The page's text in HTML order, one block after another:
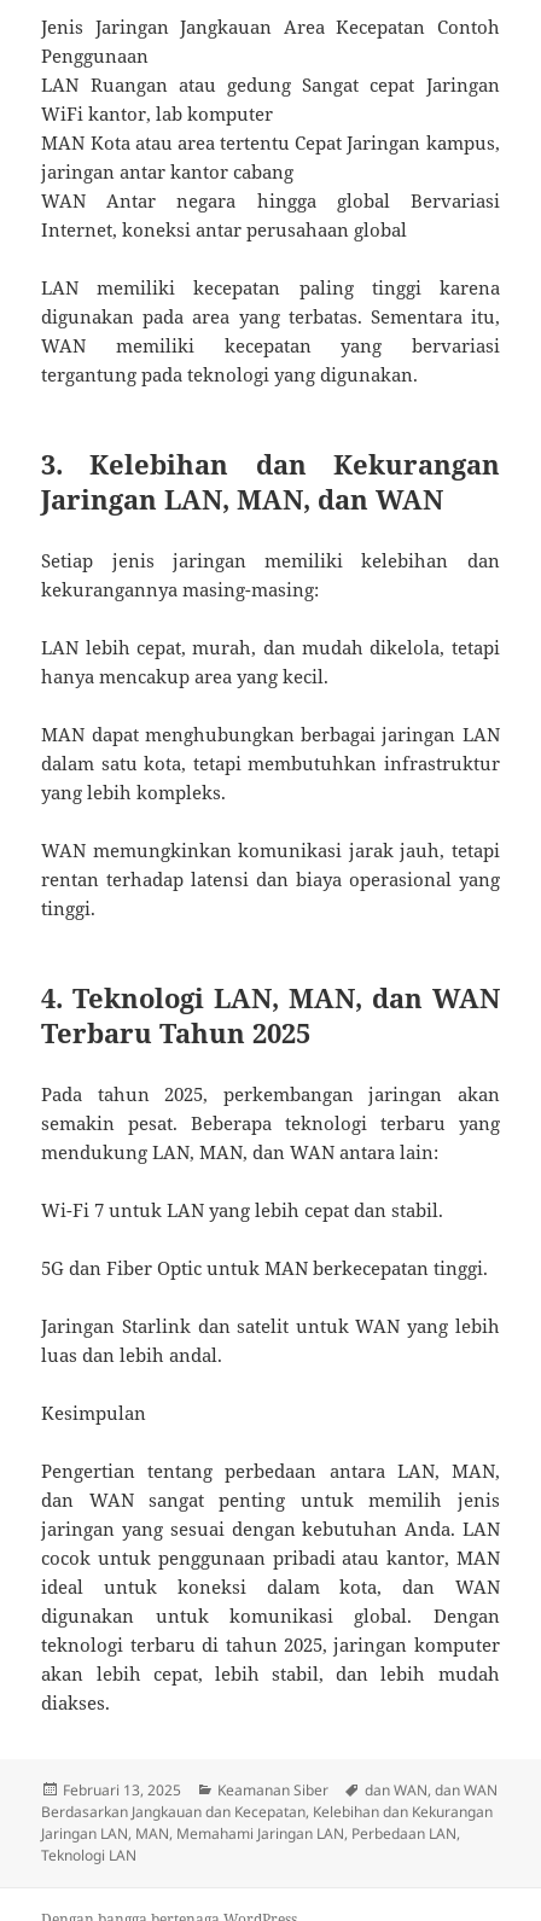
Jenis Jaringan Jangkauan Area Kecepatan Contoh
Penggunaan
LAN Ruangan atau gedung Sangat cepat Jaringan
WiFi kantor, lab komputer
MAN Kota atau area tertentu Cepat Jaringan kampus,
jaringan antar kantor cabang
WAN Antar negara hingga global Bervariasi
Internet, koneksi antar perusahaan global
LAN memiliki kecepatan paling tinggi karena
digunakan pada area yang terbatas. Sementara itu,
WAN memiliki kecepatan yang bervariasi
tergantung pada teknologi yang digunakan.
3. Kelebihan dan Kekurangan
Jaringan LAN, MAN, dan WAN
Setiap jenis jaringan memiliki kelebihan dan
kekurangannya masing-masing:
LAN lebih cepat, murah, dan mudah dikelola, tetapi
hanya mencakup area yang kecil.
MAN dapat menghubungkan berbagai jaringan LAN
dalam satu kota, tetapi membutuhkan infrastruktur
yang lebih kompleks.
WAN memungkinkan komunikasi jarak jauh, tetapi
rentan terhadap latensi dan biaya operasional yang
tinggi.
4. Teknologi LAN, MAN, dan WAN
Terbaru Tahun 2025
Pada tahun 2025, perkembangan jaringan akan
semakin pesat. Beberapa teknologi terbaru yang
mendukung LAN, MAN, dan WAN antara lain:
Wi-Fi 7 untuk LAN yang lebih cepat dan stabil.
5G dan Fiber Optic untuk MAN berkecepatan tinggi.
Jaringan Starlink dan satelit untuk WAN yang lebih
luas dan lebih andal.
Kesimpulan
Pengertian tentang perbedaan antara LAN, MAN,
dan WAN sangat penting untuk memilih jenis
jaringan yang sesuai dengan kebutuhan Anda. LAN
cocok untuk penggunaan pribadi atau kantor, MAN
ideal untuk koneksi dalam kota, dan WAN
digunakan untuk komunikasi global. Dengan
teknologi terbaru di tahun 2025, jaringan komputer
akan lebih cepat, lebih stabil, dan lebih mudah
diakses.
Diposkan
pada
Februari 13, 2025 Kategori
Keamanan Siber Tag
dan WAN,dan WAN
Berdasarkan Jangkauan dan Kecepatan, Kelebihan dan Kekurangan
Jaringan LAN, MAN, Memahami Jaringan LAN, Perbedaan LAN,
Teknologi LAN